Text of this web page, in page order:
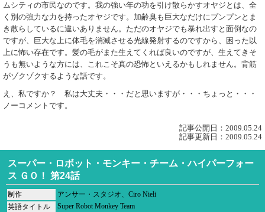
ムシティの市民なのです。我の強い年の功を引け散らかすオヤジとは、全
く別の強力な力を持ったオヤジです。加齢臭も巨大なだけにプンプンとま
き散らしているに違いありません。ただのオヤジでも暴れ出すと面倒なの
ですが、巨大な上に体毛を消滅させる光線発射するのですから、困った以
上に怖い存在です。髪の毛がまた生えてくれば良いのですが、生えてきそ
うも無いような方には、これこそ真の恐怖といえるかもしれません。背筋
がゾクゾクするような話です。
え、私ですか？ 私は大丈夫・・・だと思いますが・・・ちょっと・・・
ノーコメントです。
記事公開日：2009.05.24
記事更新日：2009.05.24
スーパー・ロボット・モンキー・チーム・ハイパーフォー
ス ＧＯ！ 第24話
制作
アンサー・スタジオ、Ciro Nieli
英語タイトル
Super Robot Monkey Team